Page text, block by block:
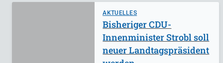
AKTUELLES
Bisheriger CDU-
Innenminister Strobl soll
neuer Landtagspräsident